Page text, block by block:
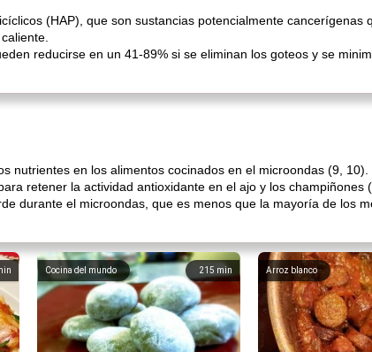
(HAP), que son sustancias potencialmente cancerígenas
reducirse en un 41-89% si se eliminan los goteos y se
nutrientes en los alimentos cocinados en el microondas (9, 10).
retener la actividad antioxidante en el ajo y los champiñones
durante el microondas, que es menos que la mayoría de los
215 min
Cocina del mundo Arroz blanco